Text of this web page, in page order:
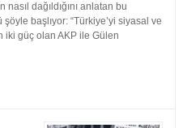
nasıl dağıldığını anlatan bu
başlıyor: “Türkiye’yi siyasal ve
iki güç olan AKP ile Gülen